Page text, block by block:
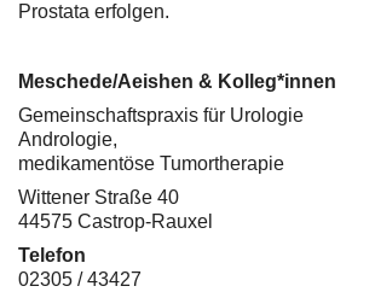
Prostata erfolgen.
Meschede/Aeishen & Kolleg*innen
Gemeinschaftspraxis für Urologie
Andrologie,
medikamentöse Tumortherapie
Wittener Straße 40
44575 Castrop-Rauxel
Telefon
02305 / 43427